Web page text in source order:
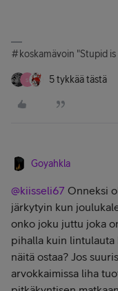
#koskamävoin "Stupid
S 5 tykkää tästä
Goyahkla
@kiisseli67 Onneksi
järkytyin kun
onko joku juttu joka
pihalla kuin lintulauta
näitä ostaa? Jos
arvokkaimissa liha